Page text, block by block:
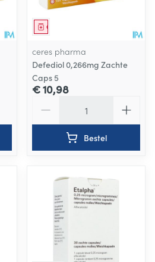
Geneesmiddel
ceres pharma
Defediol 0,266mg Zachte
Caps 5
€ 10,98
Bestel